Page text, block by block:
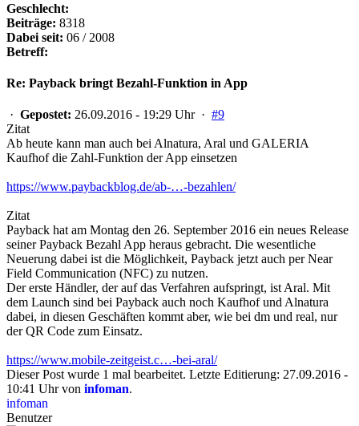
Geschlecht:
Beiträge: 8318
Dabei seit: 06 / 2008
Betreff:
Re: Payback bringt Bezahl-Funktion in App
· Gepostet: 26.09.2016 - 19:29 Uhr · #9
Zitat
Ab heute kann man auch bei Alnatura, Aral und GALERIA
Kaufhof die Zahl-Funktion der App einsetzen
https://www.paybackblog.de/ab-…-bezahlen/
Zitat
Payback hat am Montag den 26. September 2016 ein neues Release
seiner Payback Bezahl App heraus gebracht. Die wesentliche
Neuerung dabei ist die Möglichkeit, Payback jetzt auch per Near
Field Communication (NFC) zu nutzen.
Der erste Händler, der auf das Verfahren aufspringt, ist Aral. Mit
dem Launch sind bei Payback auch noch Kaufhof und Alnatura
dabei, in diesen Geschäften kommt aber, wie bei dm und real, nur
der QR Code zum Einsatz.
https://www.mobile-zeitgeist.c…-bei-aral/
Dieser Post wurde 1 mal bearbeitet. Letzte Editierung: 27.09.2016 -
10:41 Uhr von infoman.
infoman
Benutzer